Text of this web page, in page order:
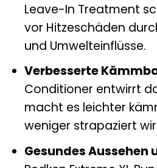
Leave-In Treatment
vor Hitzeschäden
und Umwelteinflüsse.
Verbesserte
Conditioner entwirrt
macht es leichter
weniger strapaziert
Gesundes Aussehen